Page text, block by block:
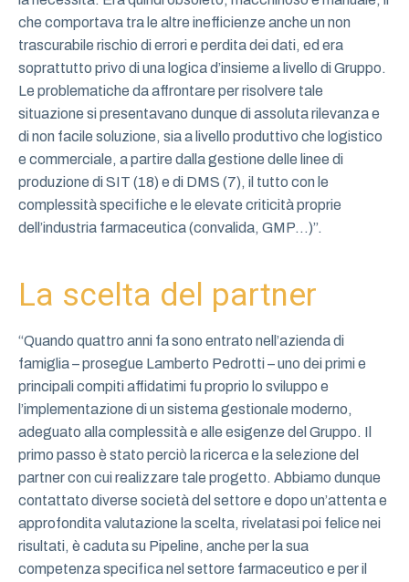
che comportava tra le altre inefficienze anche un non
trascurabile rischio di errori e perdita dei dati, ed era
soprattutto privo di una logica d’insieme a livello di Gruppo.
Le problematiche da affrontare per risolvere tale
situazione si presentavano dunque di assoluta rilevanza e
di non facile soluzione, sia a livello produttivo che logistico
e commerciale, a partire dalla gestione delle linee di
produzione di SIT (18) e di DMS (7), il tutto con le
complessità specifiche e le elevate criticità proprie
dell’industria farmaceutica (convalida, GMP…)”.
La scelta del partner
“Quando quattro anni fa sono entrato nell’azienda di
famiglia – prosegue Lamberto Pedrotti – uno dei primi e
principali compiti affidatimi fu proprio lo sviluppo e
l’implementazione di un sistema gestionale moderno,
adeguato alla complessità e alle esigenze del Gruppo. Il
primo passo è stato perciò la ricerca e la selezione del
partner con cui realizzare tale progetto. Abbiamo dunque
contattato diverse società del settore e dopo un’attenta e
approfondita valutazione la scelta, rivelatasi poi felice nei
risultati, è caduta su Pipeline, anche per la sua
competenza specifica nel settore farmaceutico e per il